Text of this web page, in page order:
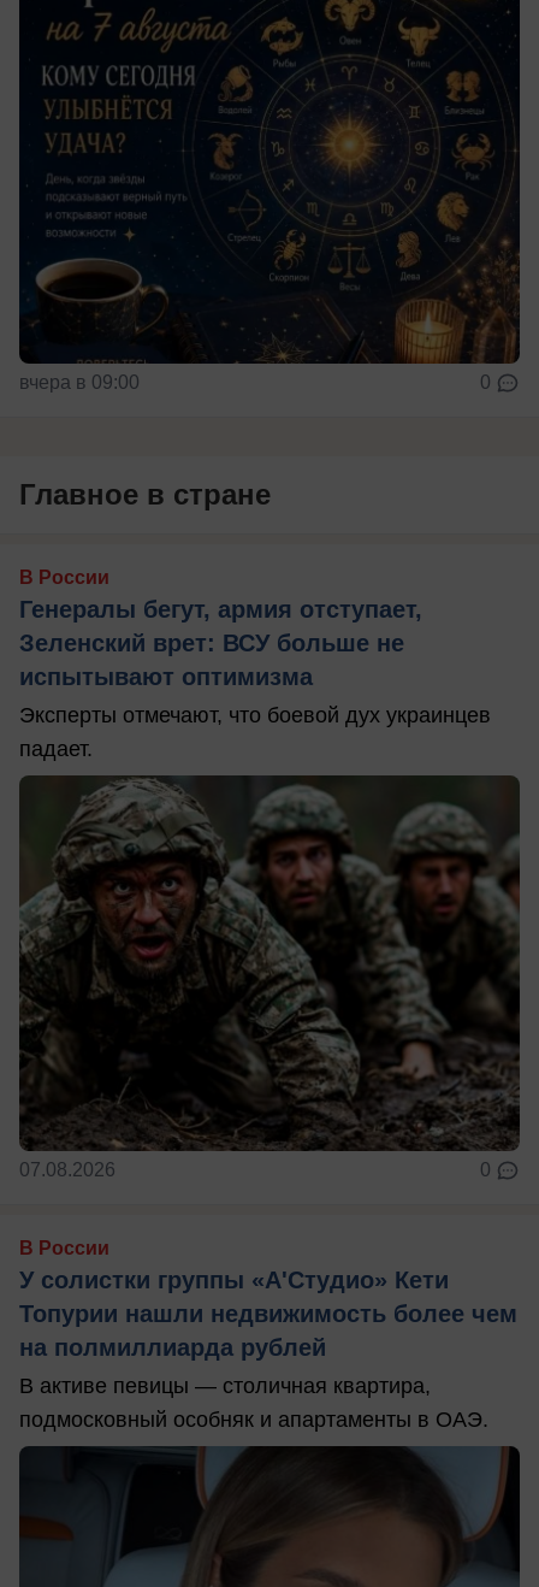
вчера в 09:00 0
Главное в стране
В России
Генералы бегут, армия отступает,
Зеленский врет: ВСУ больше не
испытывают оптимизма
Эксперты отмечают, что боевой дух украинцев
падает.
07.08.2026 0
В России
У солистки группы «А'Студио» Кети
Топурии нашли недвижимость более чем
на полмиллиарда рублей
В активе певицы — столичная квартира,
подмосковный особняк и апартаменты в ОАЭ.